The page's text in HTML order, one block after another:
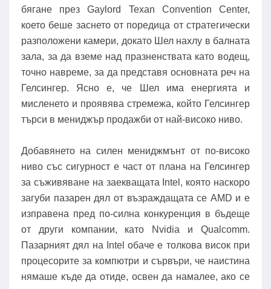
бягане през Gaylord Texan Convention Center,
което беше заснето от поредица от стратегически
разположени камери, докато Шел нахлу в балната
зала, за да вземе над празненствата като водещ,
точно навреме, за да представя основната реч на
Гелсингер. Ясно е, че Шел има енергията и
мисленето и проявява стремежа, който Гелсингер
търси в мениджър продажби от най-високо ниво.
Добавянето на силен мениджмънт от по-високо
ниво със сигурност е част от плана на Гелсингер
за съживяване на заекващата Intel, която наскоро
загуби пазарен дял от възраждащата се AMD и е
изправена пред по-силна конкуренция в бъдеще
от други компании, като Nvidia и Qualcomm.
Пазарният дял на Intel обаче е толкова висок при
процесорите за компютри и сървъри, че наистина
нямаше къде да отиде, освен да намалее, ако се